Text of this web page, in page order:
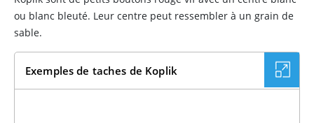
ou blanc bleuté. Leur centre peut ressembler à un grain de
sable.
Exemples de taches de Koplik